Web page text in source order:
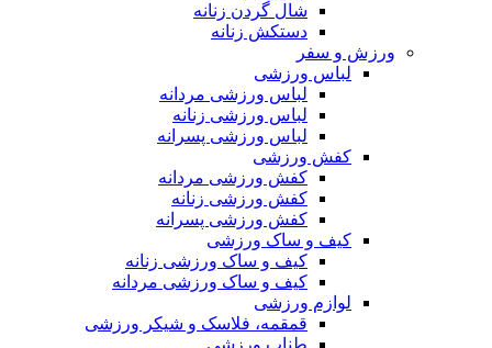
شال گردن زنانه
دستکش زنانه
ورزش و سفر
لباس ورزشی
لباس ورزشی مردانه
لباس ورزشی زنانه
لباس ورزشی پسرانه
کفش ورزشی
کفش ورزشی مردانه
کفش ورزشی زنانه
کفش ورزشی پسرانه
کیف و ساک ورزشی
کیف و ساک ورزشی زنانه
کیف و ساک ورزشی مردانه
لوازم ورزشی
قمقمه، فلاسک و شیکر ورزشی
طناب ورزشی